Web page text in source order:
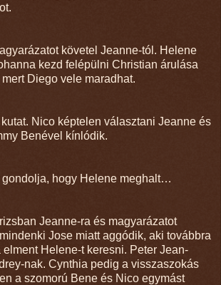
követel Jeanne-tól. Helene
kezd felépülni Christian árulása
Diego vele maradhat.
Nico képtelen választani Jeanne és
Benével kínlódik.
gondolja, hogy Helene meghalt…
Jeanne-ra és magyarázatot
Jose miatt aggódik, aki továbbra
Helene-t keresni. Peter Jean-
nak. Cynthia pedig a visszaszokás
a szomorú Bene és Nico egymást